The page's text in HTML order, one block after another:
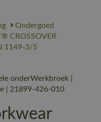
Ondergoed
CROSSOVER
1149-3/5
onderWerkbroek |
| 21899-426-010